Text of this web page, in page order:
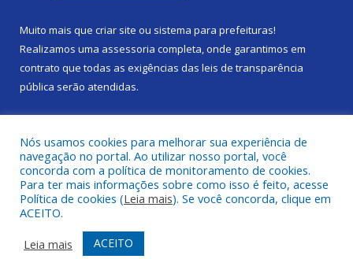
Muito mais que criar site ou sistema para prefeituras!
Realizamos uma assessoria completa, onde garantimos em
contrato que todas as exigências das leis de transparência
pública serão atendidas.
Todos os direitos reservados a Câmara Municipal de Gurupá.
Mapa do Site
Acessar Área Administrativa
Nós usamos cookies para melhorar sua experiência de
navegação no portal. Ao utilizar nosso portal, você
concorda com a política de monitoramento de cookies.
Para ter mais informações sobre como isso é feito, acesse
Política de cookies (Leia mais). Se você concorda, clique em
ACEITO.
Leia mais
ACEITO